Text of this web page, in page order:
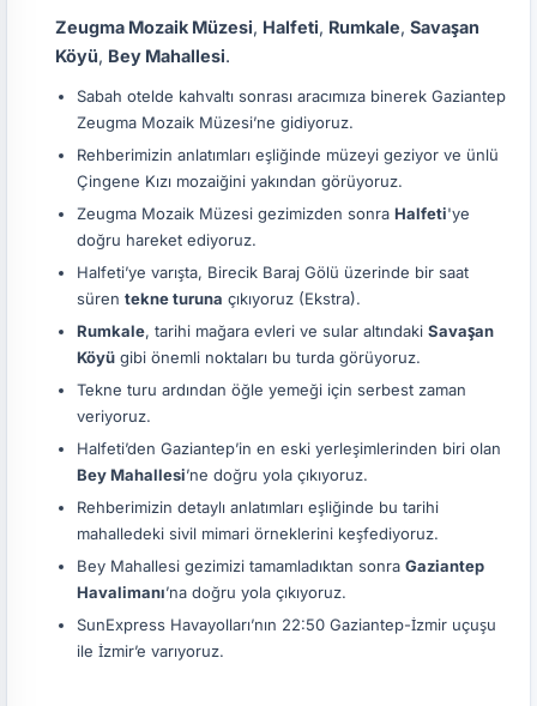
Zeugma Mozaik Müzesi, Halfeti, Rumkale, Savaşan
Köyü, Bey Mahallesi.
Sabah otelde kahvaltı sonrası aracımıza binerek Gaziantep
Zeugma Mozaik Müzesi’ne gidiyoruz.
Rehberimizin anlatımları eşliğinde müzeyi geziyor ve ünlü
Çingene Kızı mozaiğini yakından görüyoruz.
Zeugma Mozaik Müzesi gezimizden sonra Halfeti'ye
doğru hareket ediyoruz.
Halfeti’ye varışta, Birecik Baraj Gölü üzerinde bir saat
süren tekne turuna çıkıyoruz (Ekstra).
Rumkale, tarihi mağara evleri ve sular altındaki Savaşan
Köyü gibi önemli noktaları bu turda görüyoruz.
Tekne turu ardından öğle yemeği için serbest zaman
veriyoruz.
Halfeti’den Gaziantep’in en eski yerleşimlerinden biri olan
Bey Mahallesi’ne doğru yola çıkıyoruz.
Rehberimizin detaylı anlatımları eşliğinde bu tarihi
mahalledeki sivil mimari örneklerini keşfediyoruz.
Bey Mahallesi gezimizi tamamladıktan sonra Gaziantep
Havalimanı’na doğru yola çıkıyoruz.
SunExpress Havayolları’nın 22:50 Gaziantep-İzmir uçuşu
ile İzmir’e varıyoruz.